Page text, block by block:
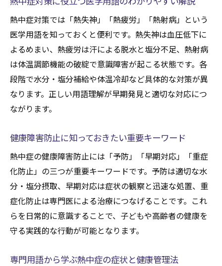
熱中症対策では「熱失神」「熱疲労」「熱射病」という
医学用語を知っておくと便利です。熱失神は血圧低下に
よるめまい、熱疲労は汗による脱水と塩分不足、熱射病
は体温調節機能の破綻で意識障害が起こる状態です。各
段階で水分・塩分補給や体温冷却など具体的な対策が異
なります。正しい用語理解が早期発見と適切な対応につ
ながります。
健康障害防止に知っておきたい重要キーワード
熱中症の健康障害防止には「予防」「早期対応」「重症
化防止」の三つが重要キーワードです。予防は適切な水
分・塩分摂取、早期対応は症状の観察と迅速な処置、重
症化防止は専門医による治療につなげることです。これ
らを日常的に意識することで、子どもや高齢者の健康を
守る実践的な行動が可能となります。
専門用語から学ぶ熱中症の症状と健康管理法